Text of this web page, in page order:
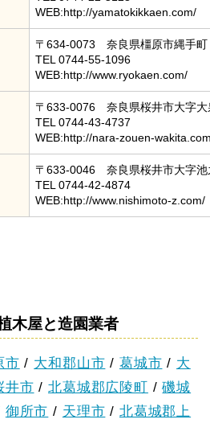
WEB:http://yamatokikkaen.com/
〒634-0073 奈良県橿原市縄手町
TEL 0744-55-1096
WEB:http://www.ryokaen.com/
〒633-0076 奈良県桜井市大字大
TEL 0744-43-4737
WEB:http://nara-zouen-
〒633-0046 奈良県桜井市大字池
TEL 0744-42-4874
WEB:http://www.nishimoto-z.com/
木屋と造園業者
市 / 大和郡山市 / 葛城市 / 大
井市 /北葛城郡広陵町 /磯城
御所市 / 天理市 / 北葛城郡上